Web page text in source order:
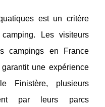
est un critère
Les visiteurs
campings en France
une expérience
Finistère, plusieurs
par leurs parcs